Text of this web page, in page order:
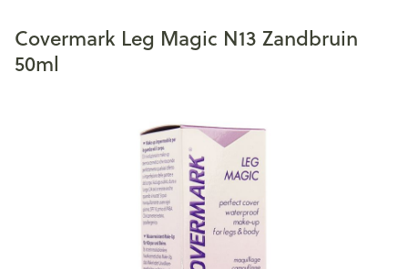
Covermark Leg Magic N13 Zandbruin
50ml